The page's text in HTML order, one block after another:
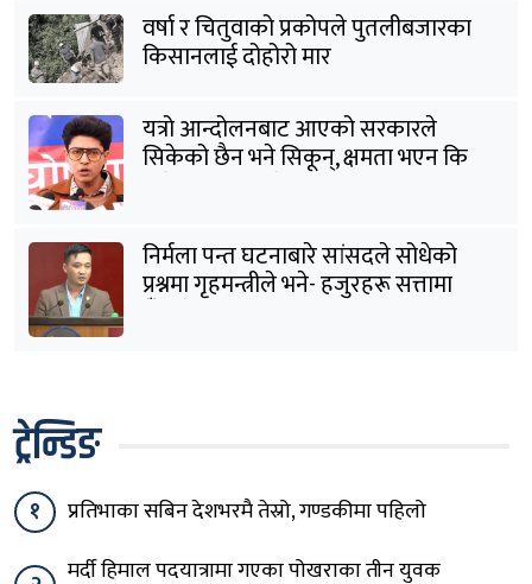
वर्षा र चितुवाको प्रकोपले पुतलीबजारका
किसानलाई दोहोरो मार
यत्रो आन्दोलनबाट आएको सरकारले
सिकेको छैन भने सिकून्, क्षमता भएन कि
विवेक भएन कि के भएन ?: मिराज ढुंगाना
निर्मला पन्त घटनाबारे सांसदले सोधेको
प्रश्नमा गृहमन्त्रीले भने- हजुरहरू सत्तामा
हुँदाखेरि किन नगर्नुभएको यो ?
ट्रेन्डिङ
१ प्रतिभाका सबिन देशभरमै तेस्रो, गण्डकीमा पहिलो
मर्दी हिमाल पदयात्रामा गएका पोखराका तीन युवक